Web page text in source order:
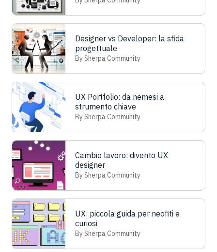
Designer vs Developer: la sfida
progettuale
By Sherpa Community
UX Portfolio: da nemesi a
strumento chiave
By Sherpa Community
Cambio lavoro: divento UX
designer
By Sherpa Community
UX: piccola guida per neofiti e
curiosi
By Sherpa Community